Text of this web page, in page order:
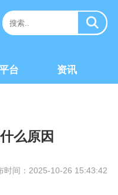
台 资讯
么原因
时间：2025-10-26 15:43:42